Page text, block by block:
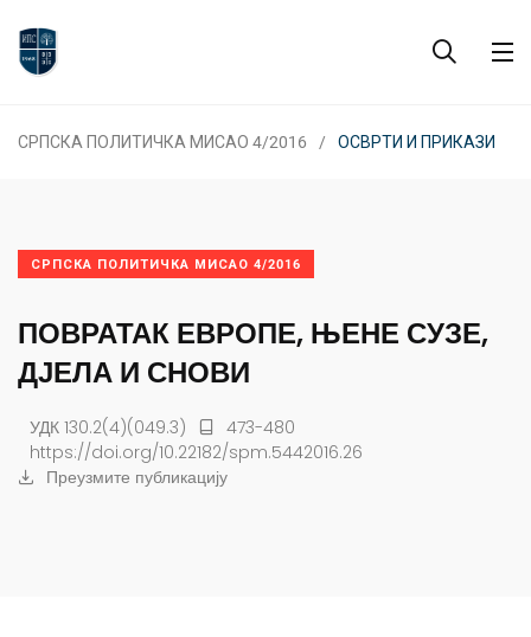
СРПСКА ПОЛИТИЧКА МИСАО 4/2016 ОСВРТИ И ПРИКАЗИ
СРПСКА ПОЛИТИЧКА МИСАО 4/2016
ПОВРАТАК ЕВРОПЕ, ЊЕНЕ СУЗЕ,
ДЈЕЛА И СНОВИ
УДК 130.2(4)(049.3)
473-480
https://doi.org/10.22182/spm.5442016.26
Преузмите публикацију